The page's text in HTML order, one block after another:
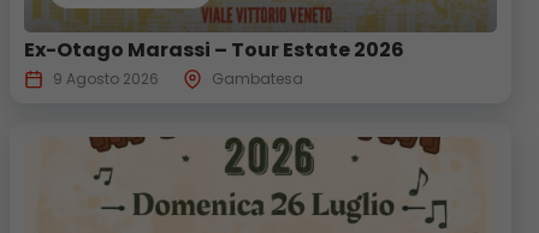
Ex-Otago Marassi – Tour Estate 2026
9 Agosto 2026 Gambatesa